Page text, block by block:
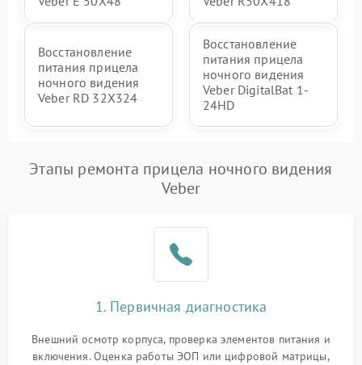
Восстановление
питания прицела
ночного видения
Veber RD 32X324
Восстановление
питания прицела
ночного видения
Veber DigitalBat 1-
24HD
Этапы ремонта прицела ночного видения
Veber
1. Первичная диагностика
Внешний осмотр корпуса, проверка элементов питания и
включения. Оценка работы ЭОП или цифровой матрицы,